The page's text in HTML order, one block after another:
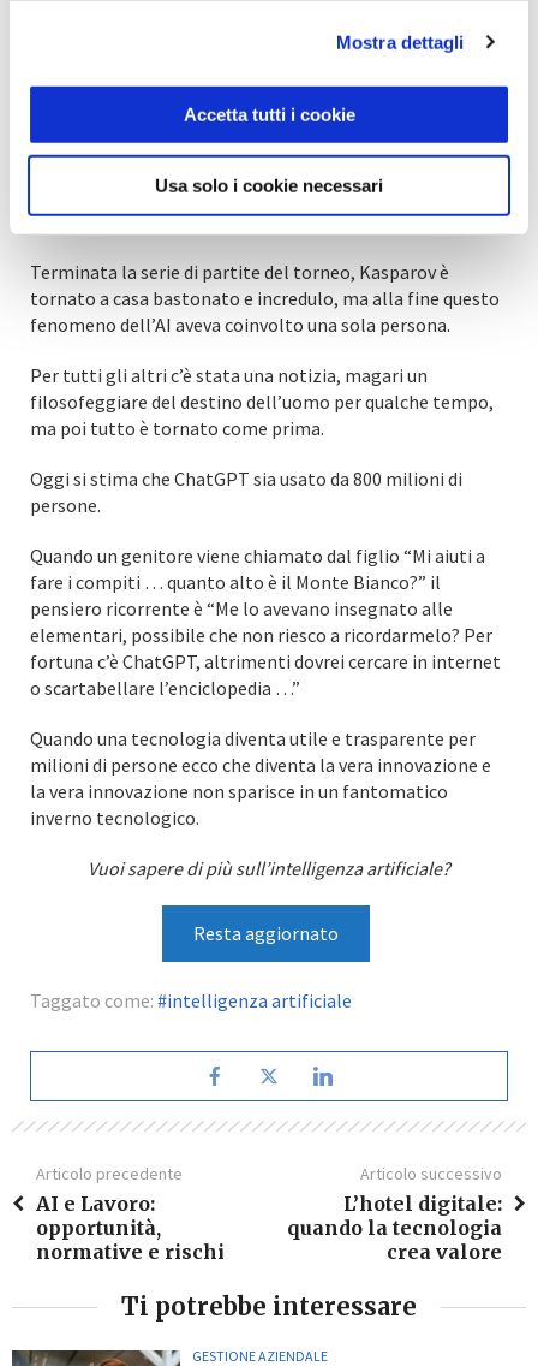
Mostra dettagli
Accetta tutti i cookie
Usa solo i cookie necessari
un’altra parte: dobbiamo guardare il lato umano.
Solo quando l’innovazione è utile a molte persone potrà
essere persistente.
programma DeepBlue, capace di battere il campione del
mondo di scacchi.
Terminata la serie di partite del torneo, Kasparov è
tornato a casa bastonato e incredulo, ma alla fine questo
fenomeno dell’AI aveva coinvolto una sola persona.
Per tutti gli altri c’è stata una notizia, magari un
filosofeggiare del destino dell’uomo per qualche tempo,
ma poi tutto è tornato come prima.
Oggi si stima che ChatGPT sia usato da 800 milioni di
persone.
Quando un genitore viene chiamato dal figlio “Mi aiuti a
fare i compiti … quanto alto è il Monte Bianco?” il
pensiero ricorrente è “Me lo avevano insegnato alle
elementari, possibile che non riesco a ricordarmelo? Per
fortuna c’è ChatGPT, altrimenti dovrei cercare in internet
o scartabellare l’enciclopedia …”
Quando una tecnologia diventa utile e trasparente per
milioni di persone ecco che diventa la vera innovazione e
la vera innovazione non sparisce in un fantomatico
inverno tecnologico.
Vuoi sapere di più sull’intelligenza artificiale?
Resta aggiornato
Taggato come: intelligenza artificiale
Articolo precedente
AI e Lavoro:
opportunità,
normative e rischi
Articolo successivo
L’hotel digitale:
quando la tecnologia
crea valore
Ti potrebbe interessare
GESTIONE AZIENDALE